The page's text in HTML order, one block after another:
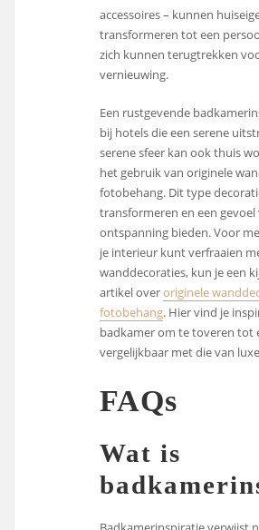
accessoires – kunnen
transformeren tot een
zich kunnen terugtrekken
vernieuwing.
Een rustgevende
bij hotels die een serene
serene sfeer kan ook thuis
het gebruik van originele
fotobehang. Dit type
transformeren en een gevoel
ontspanning bieden. Voor
je interieur kunt verfraaien
wanddecoraties, kun je een
artikel overoriginele
fotobehang. Hier vind je
badkamer om te toveren tot
vergelijkbaar met die van
FAQs
Wat is